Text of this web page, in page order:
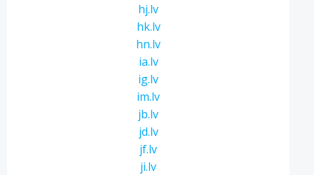
hj.lv
hk.lv
hn.lv
ia.lv
ig.lv
im.lv
jb.lv
jd.lv
jf.lv
ji.lv